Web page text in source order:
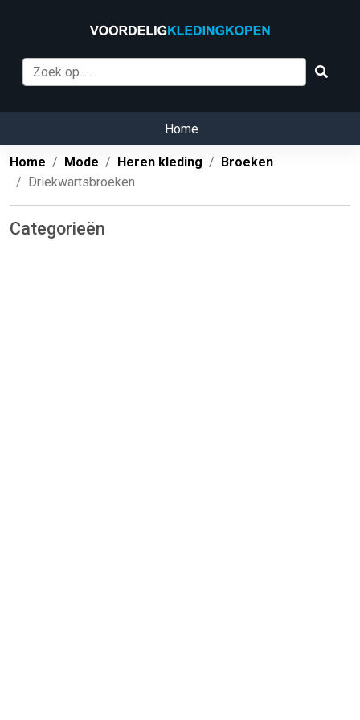
Home
Home Mode Heren kleding
Broeken
Driekwartsbroeken
Categorieën